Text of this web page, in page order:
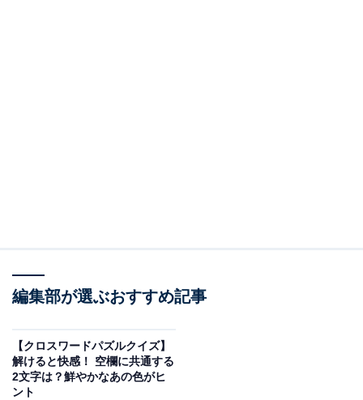
編集部が選ぶおすすめ記事
【クロスワードパズルクイズ】
解けると快感！ 空欄に共通する
2文字は？鮮やかなあの色がヒ
ント